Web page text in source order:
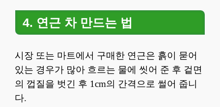
4. 연근 차 만드는 법
시장 또는 마트에서 구매한 연근은 흙이 묻어
있는 경우가 많아 흐르는 물에 씻어 준 후 겉면
의 껍질을 벗긴 후 1cm의 간격으로 썰어 줍니
다.